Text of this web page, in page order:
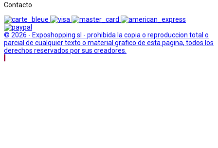
Contacto
© 2026 - Exposhopping sl - prohibida la copia o reproduccion total o
parcial de cualquier texto o material grafico de esta pagina, todos los
derechos reservados por sus creadores.